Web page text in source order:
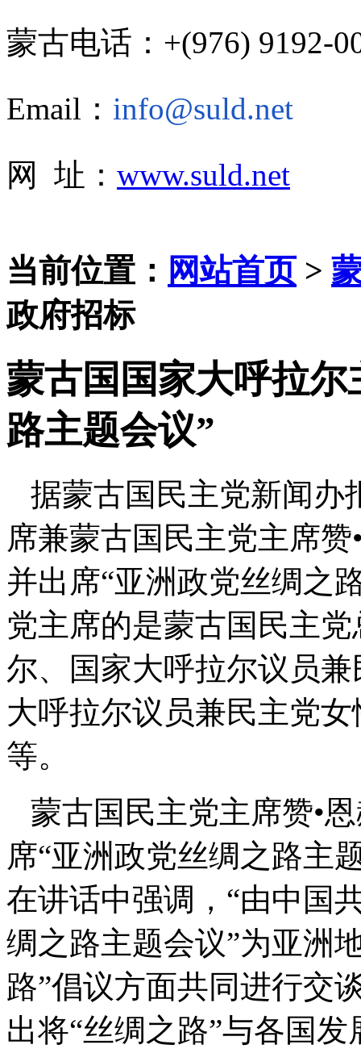
蒙古电话：+(976) 9192-
Email： info@suld.net
网 址： www.suld.net
当前位置： 网站首页>
政府招标
蒙古国国家大呼拉
路主题会议”
据蒙古国民主党新闻办
席兼蒙古国民主党主席
并出席“亚洲政党丝绸之
党主席的是蒙古国民主
尔、国家大呼拉尔议员
大呼拉尔议员兼民主党
等。
蒙古国民主党主席赞•
席“亚洲政党丝绸之路主
在讲话中强调，“由中国
绸之路主题会议”为亚洲
路”倡议方面共同进行交
出将“丝绸之路”与各国